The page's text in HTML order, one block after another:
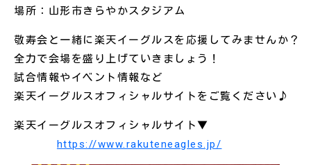
場所：山形市きらやかスタジアム
敬寿会と一緒に楽天イーグルスを応援してみませんか？
全力で会場を盛り上げていきましょう！
試合情報やイベント情報など
楽天イーグルスオフィシャルサイトをご覧ください♪
楽天イーグルスオフィシャルサイト▼
https://www.rakuteneagles.jp/